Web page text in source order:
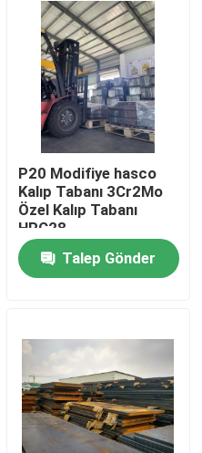
P20 Modifiye hasco
Kalıp Tabanı 3Cr2Mo
Özel Kalıp Tabanı
HRC28
Talep Gönder